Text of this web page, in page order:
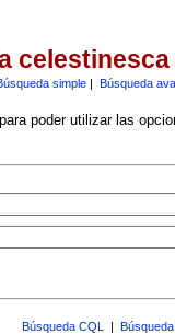
celestinesca
simple| Búsqueda
poder utilizar las
Búsqueda CQL |